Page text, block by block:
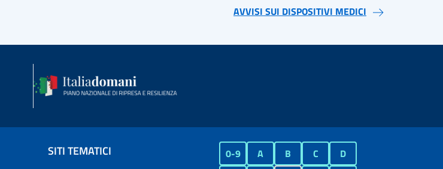
AVVISI SUI DISPOSITIVI MEDICI
SITI TEMATICI 0-9 A B C
D